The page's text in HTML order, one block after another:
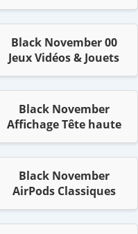
Black November 00
Jeux Vidéos & Jouets
Black November
Affichage Tête haute
Black November
AirPods Classiques